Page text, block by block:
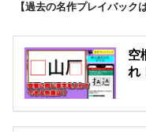
【過去の名作プレイバック
空
れ